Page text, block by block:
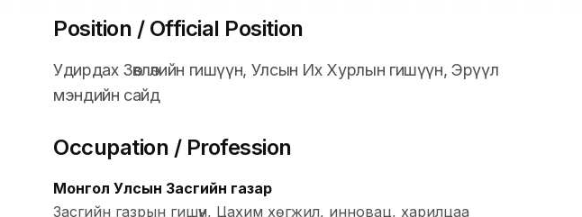
Position / Official Position
Удирдах Зөвлөлийн гишүүн, Улсын Их Хурлын гишүүн, Эрүүл
мэндийн сайд
Occupation / Profession
Монгол Улсын Засгийн газар
Засгийн газрын гишүүн, Цахим хөгжил, инновац, харилцаа